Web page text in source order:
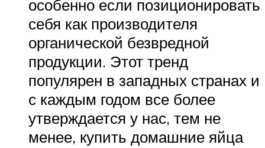
особенно если позиционировать
себя как производителя
органической безвредной
продукции. Этот тренд
популярен в западных странах и
с каждым годом все более
утверждается у нас, тем не
менее, купить домашние яйца